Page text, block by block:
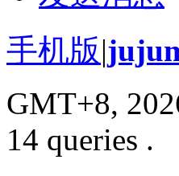
手机版|
GMT+8,
14 queries .